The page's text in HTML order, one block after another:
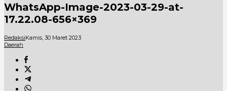
WhatsApp-Image-2023-03-29-at-
17.22.08-656×369
RedaksiKamis, 30 Maret 2023
Daerah